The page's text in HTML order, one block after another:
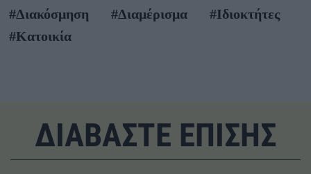
#Διακόσμηση
#Διαμέρισμα
#Ιδιοκτήτες
#Κατοικία
ΔΙΑΒΑΣΤΕ ΕΠΙΣΗΣ